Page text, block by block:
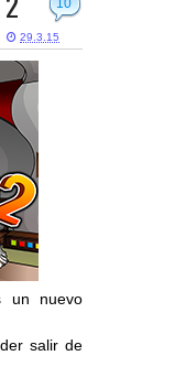
10
29.3.15
un nuevo
salir de